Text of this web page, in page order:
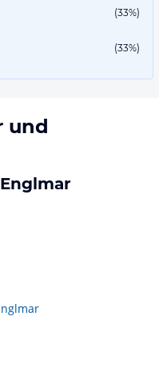
(33%)
(33%)
und